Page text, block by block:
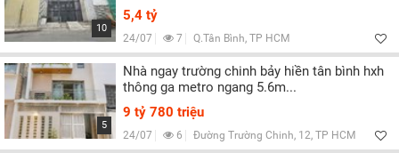
10
5,4 tỷ
24/07 7 Q.Tân Bình, TP HCM
5
Nhà ngay trường chinh bảy hiền tân bình hxh
thông ga metro ngang 5.6m...
9 tỷ 780 triệu
24/07 6 Đường Trường Chinh, 12, TP HCM